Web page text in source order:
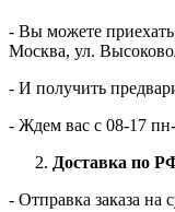
- Вы можете
Москва, ул.
- И получить
- Ждем вас c 08-17
Доставка по
- Отправка заказа на